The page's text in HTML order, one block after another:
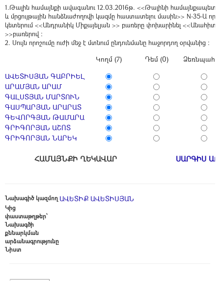
1.Թալին համայնքի ավագանու 12.03.2016թ. <<Թալինի
և մրցույթային հանձնաժողովի կազմը հաստատելու մասին>> N-35-Ա
կետերում <<Անդրանիկ Միքայելյան >> բառերը փոխարինել <<Անահիտ
>>բառերով :
2. Սույն որոշումը ուժի մեջ է մտնում ընդունմանը հաջորդող օրվանից :
Կողմ (7) Դեմ (0)
Ձեռնպահ
ԱՎԵՏԻՍՅԱՆ ԳԱԲՐԻԵԼ
ԱՐԱՄՅԱՆ ԱՐԱՄ
ԳԱԼՍՏՅԱՆ ՄԱՐՏՈՒՆ
ԳԱՍՊԱՐՅԱՆ ԱՐԱՐԱՏ
ԳԵՎՈՐԳՅԱՆ ԹԱՄԱՐԱ
ԳՐԻԳՈՐՅԱՆ ԱՇՈՏ
ԳՐԻԳՈՐՅԱՆ ՆԱՐԵԿ
ՀԱՄԱՅՆՔԻ ՂԵԿԱՎԱՐ ՍԱՐԳԻՍ
Նախագիծ կազմող ԱՎԵՏԻՔ ԱՎԵՏԻՍՅԱՆ
Կից
փաստաթղթեր՝
Նախագծի
քննարկման
արձանագրությունը
Նիստ